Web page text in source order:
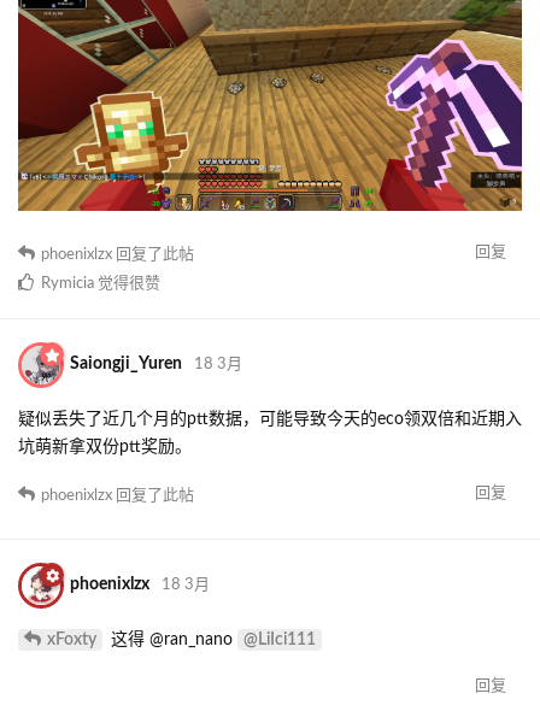
回复
phoenixlzx 回复了此帖
Rymicia 觉得很赞
Saiongji_Yuren 18 3月
疑似丢失了近几个月的ptt数据，可能导致今天的eco领双倍和近期入
坑萌新拿双份ptt奖励。
回复
phoenixlzx 回复了此帖
phoenixlzx 18 3月
xFoxty 这得 @ran_nano @LiIci111
回复